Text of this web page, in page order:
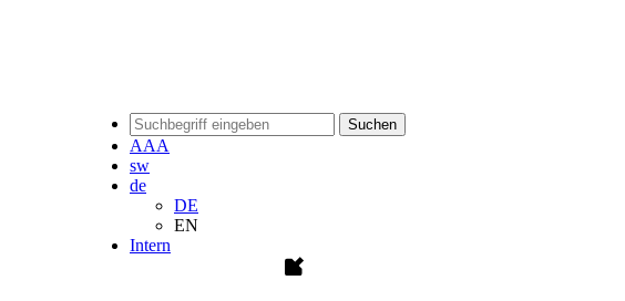
Suchen
AAA
sw
de
DE
EN
Intern